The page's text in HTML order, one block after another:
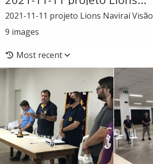
2021-11-11 projeto Lions Naviraí Visão
9 images
Most recent